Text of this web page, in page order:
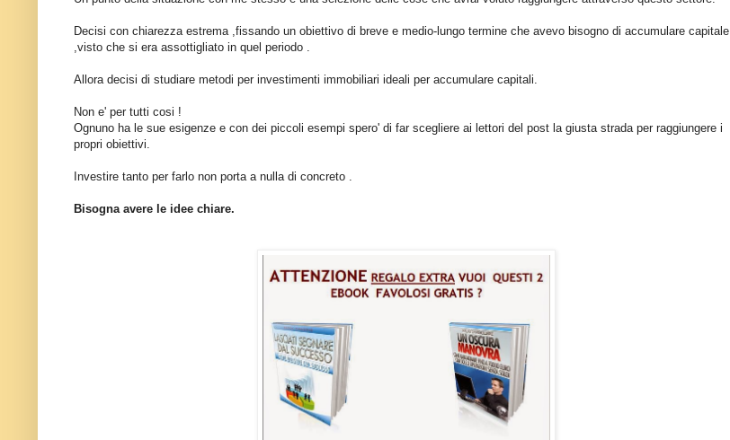
Decisi con chiarezza estrema ,fissando un obiettivo di breve e medio-lungo termine che avevo bisogno di accumulare capitale
,visto che si era assottigliato in quel periodo .
Allora decisi di studiare metodi per investimenti immobiliari ideali per accumulare capitali.
Non e' per tutti cosi !
Ognuno ha le sue esigenze e con dei piccoli esempi spero' di far scegliere ai lettori del post la giusta strada per raggiungere i
propri obiettivi.
Investire tanto per farlo non porta a nulla di concreto .
Bisogna avere le idee chiare.